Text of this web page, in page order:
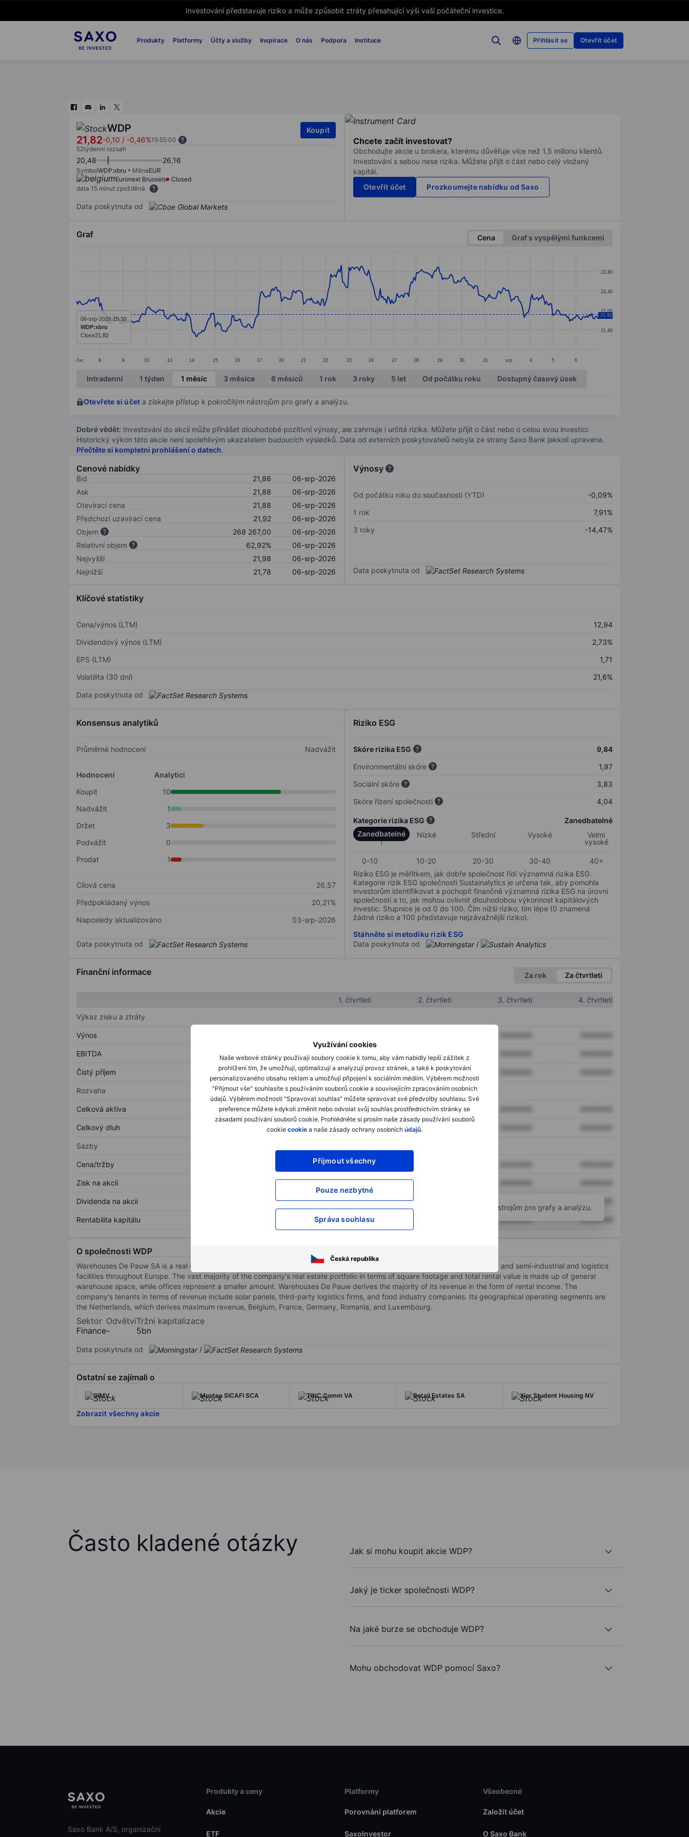
Investování představuje riziko a může způsobit ztráty přesahující výši vaší počáteční investice.
Produkty Platformy Účty a služby Inspirace O nás Podpora Instituce Přihlásit se Otevřít účet
Využívání cookies
Naše webové stránky používají soubory cookie k tomu, aby vám nabídly lepší zážitek z
prohlížení tím, že umožňují, optimalizují a analyzují provoz stránek, a také k poskytování
personalizovaného obsahu reklam a umožňují připojení k sociálním médiím. Výběrem možnosti
"Přijmout vše" souhlasíte s používáním souborů cookie a souvisejícím zpracováním osobních
údajů. Výběrem možnosti "Spravovat souhlas" můžete spravovat své předvolby souhlasu. Své
preference můžete kdykoli změnit nebo odvolat svůj souhlas prostřednictvím stránky se
zásadami používání souborů cookie. Prohlédněte si prosím naše zásady používání souborů
cookie cookie a naše zásady ochrany osobních údajů.
Přijmout všechny
Pouze nezbytné
Správa souhlasu
Česká republika
WDP
21,82-0,10 / -0,46%15:55:00
Koupit
52týdenní rozsah
20,48 26,16
SymbolWDP:xbru MěnaEUR
Euronext Brussels
Closed
data 15 minut zpožděná
Data poskytnuta od
Chcete začít investovat?
Obchodujte akcie u brokera, kterému důvěřuje více než 1,5 milionu klientů.
Investování s sebou nese rizika. Můžete přijít o část nebo celý vložený
kapitál.
Otevřít účet
Prozkoumejte nabídku od Saxo
Graf Cena
Graf s vyspělými funkcemi
The chart has 1 Y axis displaying values. Data ranges from 21.46 to 22.92.
čvc 8 9 10 13 14 15 16 17 20 21 22 23 24 27 28 29 30 31 srp 4 5 6
21,60
22,00
22,40
22,80
21,92
06-srp-2026 15:30
WDP:xbru
Close21,82
End of interactive chart.
Intradenní 1 týden 1 měsíc 3 měsíce 6 měsíců 1 rok 3 roky 5 let Od počátku roku Dostupný časový úsek
Otevřete si účet a získejte přístup k pokročilým nástrojům pro grafy a analýzu.
Dobré vědět: Investování do akcií může přinášet dlouhodobé pozitivní výnosy, ale zahrnuje i určitá rizika. Můžete přijít o část nebo o celou svou investici.
Historický výkon této akcie není spolehlivým ukazatelem budoucích výsledků. Data od externích poskytovatelů nebyla ze strany Saxo Bank jakkoli upravena.
Přečtěte si kompletní prohlášení o datech.
Cenové nabídky
Bid 21,86
06-srp-2026
Ask
21,88
06-srp-2026
Otevírací cena
21,88
06-srp-2026
Předchozí uzavírací cena
21,92
06-srp-2026
Objem
268 267,00
06-srp-2026
Relativní objem
62,92%
06-srp-2026
Nejvyšší
21,98
06-srp-2026
Nejnižší
21,78 06-srp-2026
Výnosy
Od počátku roku do současnosti (YTD)
-0,09%
1 rok
7,91%
3 roky
-14,47%
Data poskytnuta od
Klíčové statistiky
Cena/výnos (LTM)
12,94
Dividendový výnos (LTM)
2,73%
EPS (LTM)
1,71
Volatilita (30 dní)
21,6%
Data poskytnuta od
Konsensus analytiků
Průměrné hodnocení Nadvážit
Hodnocení
Analytici
Koupit
10
Nadvážit
1
Držet
3
Podvážit
0
Prodat
1
Cílová cena
26,57
Předpokládaný výnos
20,21%
Naposledy aktualizováno
03-srp-2026
Data poskytnuta od
Riziko ESG
Skóre rizika ESG
9,84
Environmentální skóre
1,97
Sociální skóre
3,83
Skóre řízení společnosti
4,04
Kategorie rizika ESG
Zanedbatelné
Zanedbatelné
Nízké Střední Vysoké
Velmi
vysoké
0-10 10-20 20-30 30-40
40+
Riziko ESG je měřítkem, jak dobře společnost řídí významná rizika ESG.
Kategorie rizik ESG společnosti Sustainalytics je určena tak, aby pomohla
investorům identifikovat a pochopit finančně významná rizika ESG na úrovni
společnosti a to, jak mohou ovlivnit dlouhodobou výkonnost kapitálových
investic. Stupnice je od 0 do 100. Čím nižší riziko, tím lépe (0 znamená
žádné riziko a 100 představuje nejzávažnější riziko).
Stáhněte si metodiku rizik ESG
Data poskytnuta od
/
Finanční informace Za rok Za čtvrtletí
1. čtvrtletí 2. čtvrtletí 3. čtvrtletí
4. čtvrtletí
Výkaz zisku a ztráty
Výnos
EBITDA XXXXXXX XXXXXXX
Čistý příjem XXXXXXX XXXXXXX
Rozvaha
Celková aktiva XXXXXXX XXXXXXX
Celkový dluh XXXXXXX XXXXXXX
Sazby
Cena/tržby XXXXXXX
Zisk na akcii XXXXXXX
Dividenda na akcii XXXXXXX
Rentabilita kapitálu XXXXXXX XXXXXXX XXXXXXX
Otevřete si účeta získejte přístup k pokročilým nástrojům pro grafy a analýzu.
O společnosti WDP
Warehouses De Pauw SA is a real estate investment trust engaged in the acquisition and development of storage, distribution, and semi-industrial and logistics
facilities throughout Europe. The vast majority of the company's real estate portfolio in terms of square footage and total rental value is made up of general
warehouse space, while offices represent a smaller amount. Warehouses De Pauw derives the majority of its revenue in the form of rental income. The
company's tenants in terms of revenue include solar panels, third-party logistics firms, and food industry companies. Its geographical operating segments are
the Netherlands, which derives maximum revenue, Belgium, France, Germany, Romania, and Luxembourg.
Sektor
Finance
Odvětví
-
Tržní kapitalizace
5bn
Data poskytnuta od /
Ostatní se zajímali o
GIMV Montea SICAFI SCA TINC Comm VA Retail Estates SA Xior Student Housing NV
Zobrazit všechny akcie
Často kladené otázky Jak si mohu koupit akcie WDP?
Jaký je ticker společnosti WDP?
Na jaké burze se obchoduje WDP?
Mohu obchodovat WDP pomocí Saxo?
Saxo Bank A/S, organizační
Produkty a ceny
Akcie
ETF
Platformy
Porovnání platforem
SaxoInvestor
Všeobecné
Založit účet
O Saxo Bank